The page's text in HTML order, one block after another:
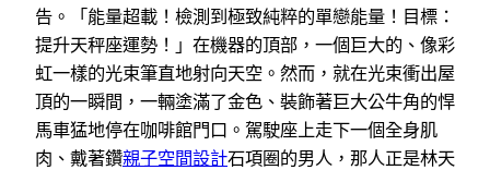
告。「能量超載！檢測到極致純粹的單戀能量！目標：
提升天秤座運勢！」在機器的頂部，一個巨大的、像彩
虹一樣的光束筆直地射向天空。然而，就在光束衝出屋
頂的一瞬間，一輛塗滿了金色、裝飾著巨大公牛角的悍
馬車猛地停在咖啡館門口。駕駛座上走下一個全身肌
肉、戴著鑽親子空間設計石項圈的男人，那人正是林天